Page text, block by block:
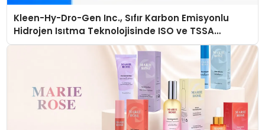
Kleen-Hy-Dro-Gen Inc., Sıfır Karbon Emisyonlu
Hidrojen Isıtma Teknolojisinde ISO ve TSSA
Düzenleyici Onaylarını Aldı